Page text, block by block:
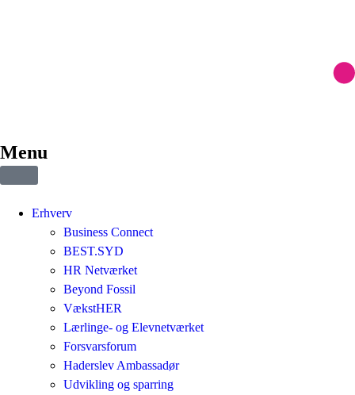
Menu
Erhverv
Business Connect
BEST.SYD
HR Netværket
Beyond Fossil
VækstHER
Lærlinge- og Elevnetværket
Forsvarsforum
Haderslev Ambassadør
Udvikling og sparring